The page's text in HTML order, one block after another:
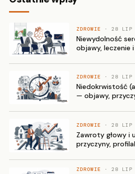
ZDROWIE · 28 LIP
Niewydolność
objawy, leczenie
ZDROWIE · 28 LIP
Niedokrwistość
— objawy,
ZDROWIE · 28 LIP
Zawroty głowy i
przyczyny,
ZDROWIE · 28 LIP